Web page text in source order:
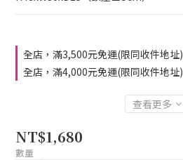
全店，滿3,500元免運(限同收件地址)
全店，滿4,000元免運(限同收件地址)
查看更多
NT$1,680
數量